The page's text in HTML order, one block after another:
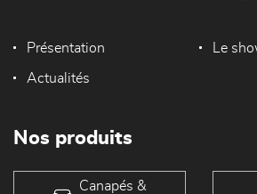
Présentation Le
Actualités
Nos produits
Canapés &